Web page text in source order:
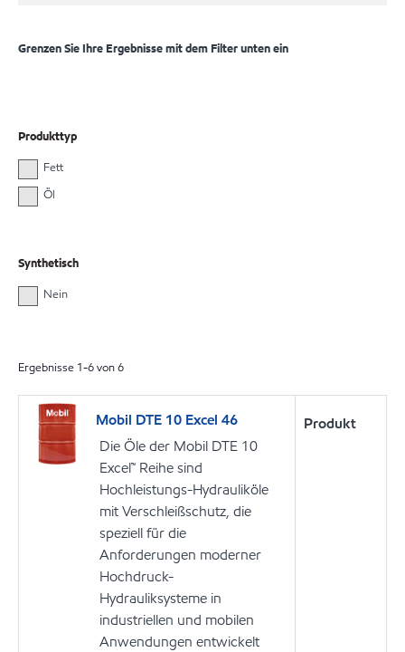
Grenzen Sie Ihre Ergebnisse mit dem Filter unten ein
Produkttyp
Fett
Öl
Synthetisch
Nein
Ergebnisse 1-6von6
Mobil DTE 10 Excel 46
Die Öle der Mobil DTE 10
Excel™ Reihe sind
Hochleistungs-Hydrauliköle
mit Verschleißschutz, die
speziell für die
Anforderungen moderner
Hochdruck-
Hydrauliksysteme in
industriellen und mobilen
Anwendungen entwickelt
Produkt